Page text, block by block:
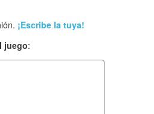
¡Escribe la tuya!
juego: